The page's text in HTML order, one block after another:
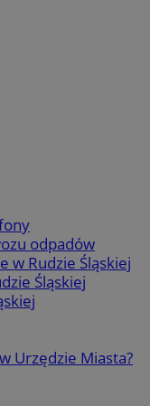
odpadów
w Rudzie Śląskiej
Śląskiej
Urzędzie Miasta?